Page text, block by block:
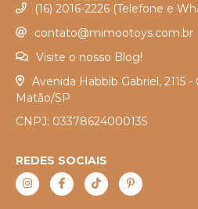
(16) 2016-2226 (Telefone e
contato@mimootoys.com.br
Visite o nosso Blog!
Avenida Habbib Gabriel, 2115 -
Matão/SP
CNPJ: 03378624000135
REDES SOCIAIS